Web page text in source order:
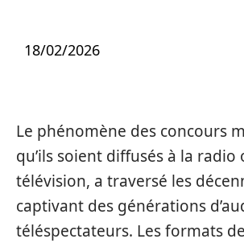
18/02/2026
Le phénomène des concours
qu’ils soient diffusés à la radio
télévision, a traversé les
captivant des générations
téléspectateurs. Les formats